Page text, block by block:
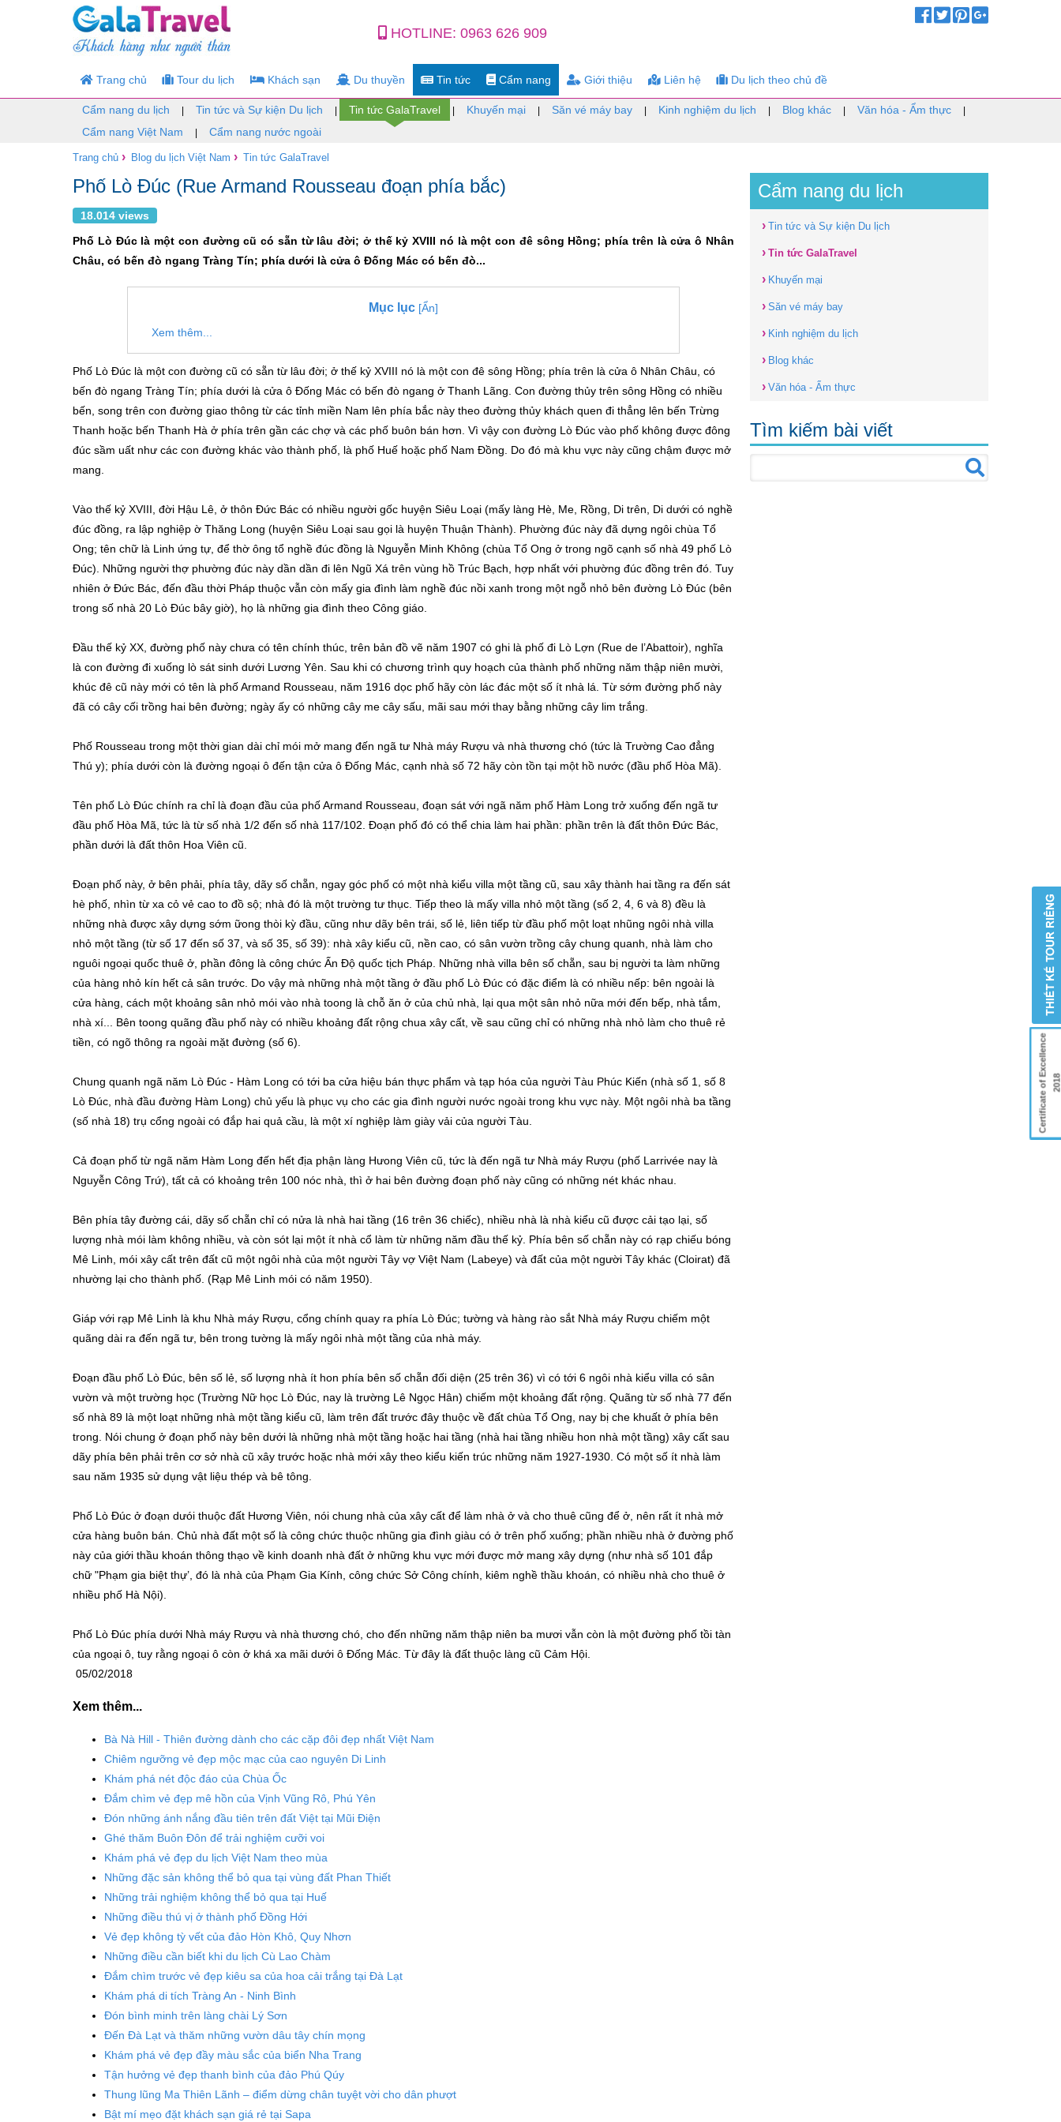
HOTLINE: 0963 626 909
Trang chủ Tour du lịch Khách sạn Du thuyền Tin tức Cẩm nang Giới thiệu Liên hệ Du lịch theo chủ đề
Cẩm nang du lịch Tin tức và Sự kiện Du lịch Tin tức GalaTravel Khuyến mại Săn vé máy bay Kinh nghiệm du lịch Blog khác Văn hóa - Ẩm thực
Cẩm nang Việt Nam Cẩm nang nước ngoài
Trang chủ › Blog du lịch Việt Nam › Tin tức GalaTravel
Phố Lò Đúc (Rue Armand Rousseau đoạn phía bắc)
18.014 views
Phố Lò Đúc là một con đường cũ có sẵn từ lâu đời; ở thế kỷ XVIII nó là một con đê sông Hồng; phía trên là cửa ô Nhân
Châu, có bến đò ngang Tràng Tín; phía dưới là cửa ô Đống Mác có bến đò...
Mục lục [Ẩn]
Xem thêm...
Phố Lò Đúc là một con đường cũ có sẵn từ lâu đời; ở thế kỷ XVIII nó là một con đê sông Hồng; phía trên là cửa ô Nhân Châu, có
bến đò ngang Tràng Tín; phía dưới là cửa ô Đống Mác có bến đò ngang ở Thanh Lãng. Con đường thủy trên sông Hồng có nhiều
bến, song trên con đường giao thông từ các tỉnh miền Nam lên phía bắc này theo đường thủy khách quen đi thẳng lên bến Trừng
Thanh hoặc bến Thanh Hà ở phía trên gần các chợ và các phố buôn bán hơn. Vì vậy con đường Lò Đúc vào phố không được đông
đúc sầm uất như các con đường khác vào thành phố, là phố Huế hoặc phố Nam Đồng. Do đó mà khu vực này cũng chậm được mở
mang.
Vào thế kỷ XVIII, đời Hậu Lê, ở thôn Đức Bác có nhiều người gốc huyện Siêu Loại (mấy làng Hè, Me, Rồng, Di trên, Di dưới có nghề
đúc đồng, ra lập nghiệp ờ Thăng Long (huyện Siêu Loại sau gọi là huyện Thuận Thành). Phường đúc này đã dựng ngôi chùa Tổ
Ong; tên chữ là Linh ứng tự, để thờ ông tổ nghề đúc đồng là Nguyễn Minh Không (chùa Tổ Ong ở trong ngõ cạnh số nhà 49 phố Lò
Đúc). Những người thợ phường đúc này dần dần đi lên Ngũ Xá trên vùng hồ Trúc Bạch, hợp nhất với phường đúc đồng trên đó. Tuy
nhiên ở Đức Bác, đến đầu thời Pháp thuộc vẫn còn mấy gia đình làm nghề đúc nồi xanh trong một ngỗ nhỏ bên đường Lò Đúc (bên
trong số nhà 20 Lò Đúc bây giờ), họ là những gia đình theo Công giáo.
Đầu thế kỷ XX, đường phố này chưa có tên chính thúc, trên bản đồ vẽ năm 1907 có ghi là phố đi Lò Lợn (Rue de l’Abattoir), nghĩa
là con đường đi xuống lò sát sinh dưới Lương Yên. Sau khi có chương trình quy hoạch của thành phố những năm thập niên mười,
khúc đê cũ này mới có tên là phố Armand Rousseau, năm 1916 dọc phố hãy còn lác đác một số ít nhà lá. Từ sớm đường phố này
đã có cây cối trồng hai bên đường; ngày ấy có những cây me cây sấu, mãi sau mới thay bằng những cây lim trắng.
Phố Rousseau trong một thời gian dài chỉ mói mở mang đến ngã tư Nhà máy Rượu và nhà thương chó (tức là Trường Cao đẳng
Thú y); phía dưới còn là đường ngoại ô đến tận cửa ô Đống Mác, cạnh nhà số 72 hãy còn tồn tại một hồ nước (đầu phố Hòa Mã).
Tên phố Lò Đúc chính ra chỉ là đoạn đầu của phố Armand Rousseau, đoạn sát với ngã năm phố Hàm Long trở xuống đến ngã tư
đầu phố Hòa Mã, tức là từ số nhà 1/2 đến số nhà 117/102. Đoạn phố đó có thể chia làm hai phần: phần trên là đất thôn Đức Bác,
phần dưới là đất thôn Hoa Viên cũ.
Đoạn phố này, ở bên phải, phía tây, dãy số chẵn, ngay góc phố có một nhà kiểu villa một tầng cũ, sau xây thành hai tầng ra đến sát
hè phố, nhìn từ xa cỏ vẻ cao to đồ sộ; nhà đó là một trường tư thục. Tiếp theo là mấy villa nhỏ một tầng (số 2, 4, 6 và 8) đều là
những nhà được xây dựng sớm ữong thòi kỳ đầu, cũng như dãy bên trái, số lẻ, liên tiếp từ đầu phố một loạt nhũng ngôi nhà villa
nhỏ một tầng (từ số 17 đến số 37, và số 35, số 39): nhà xây kiểu cũ, nền cao, có sân vườn trồng cây chung quanh, nhà làm cho
nguôi ngoại quốc thuê ở, phần đông là công chức Ấn Độ quốc tịch Pháp. Những nhà villa bên số chẵn, sau bị người ta làm những
của hàng nhỏ kín hết cả sân trước. Do vậy mà những nhà một tầng ở đầu phố Lò Đúc có đặc điểm là có nhiều nếp: bên ngoài là
cửa hàng, cách một khoảng sân nhỏ mói vào nhà toong là chỗ ăn ở của chủ nhà, lại qua một sân nhỏ nữa mới đến bếp, nhà tắm,
nhà xí... Bên toong quãng đầu phố này có nhiều khoảng đất rộng chua xây cất, về sau cũng chỉ có những nhà nhỏ làm cho thuê rẻ
tiền, có ngõ thông ra ngoài mặt đường (số 6).
Chung quanh ngã năm Lò Đúc - Hàm Long có tới ba cửa hiệu bán thực phẩm và tạp hóa của người Tàu Phúc Kiến (nhà số 1, số 8
Lò Đúc, nhà đầu đường Hàm Long) chủ yếu là phục vụ cho các gia đình người nước ngoài trong khu vực này. Một ngôi nhà ba tầng
(số nhà 18) trụ cổng ngoài có đắp hai quả cầu, là một xí nghiệp làm giày vải của người Tàu.
Cả đoạn phố từ ngã năm Hàm Long đến hết địa phận làng Hưong Viên cũ, tức là đến ngã tư Nhà máy Rượu (phố Larrivée nay là
Nguyễn Công Trứ), tất cả có khoảng trên 100 nóc nhà, thì ở hai bên đường đoạn phố này cũng có những nét khác nhau.
Bên phía tây đường cái, dãy số chẵn chỉ có nửa là nhà hai tầng (16 trên 36 chiếc), nhiều nhà là nhà kiểu cũ được cải tạo lại, số
lượng nhà mói làm không nhiều, và còn sót lại một ít nhà cổ làm từ những năm đầu thế kỷ. Phía bên số chẵn này có rạp chiếu bóng
Mê Linh, mói xây cất trên đất cũ một ngôi nhà của một người Tây vợ Việt Nam (Labeye) và đất của một người Tây khác (Cloirat) đã
nhường lại cho thành phố. (Rạp Mê Linh mói có năm 1950).
Giáp với rạp Mê Linh là khu Nhà máy Rượu, cổng chính quay ra phía Lò Đúc; tường và hàng rào sắt Nhà máy Rượu chiếm một
quãng dài ra đến ngã tư, bên trong tường là mấy ngôi nhà một tầng của nhà máy.
Đoạn đầu phố Lò Đúc, bên số lẻ, số lượng nhà ít hon phía bên số chẵn đối diện (25 trên 36) vì có tới 6 ngôi nhà kiểu villa có sân
vườn và một trường học (Trường Nữ học Lò Đúc, nay là trường Lê Ngọc Hân) chiếm một khoảng đất rộng. Quãng từ số nhà 77 đến
số nhà 89 là một loạt những nhà một tầng kiểu cũ, làm trên đất trước đây thuộc về đất chùa Tổ Ong, nay bị che khuất ở phía bên
trong. Nói chung ở đoạn phố này bên dưới là những nhà một tầng hoặc hai tầng (nhà hai tầng nhiều hon nhà một tầng) xây cất sau
dãy phía bên phải trên cơ sở nhà cũ xây trước hoặc nhà mới xây theo kiểu kiến trúc những năm 1927-1930. Có một số ít nhà làm
sau năm 1935 sử dụng vật liệu thép và bê tông.
Phố Lò Đúc ở đoạn dưói thuộc đất Hương Viên, nói chung nhà của xây cất để làm nhà ở và cho thuê cũng để ở, nên rất ít nhà mở
cửa hàng buôn bán. Chủ nhà đất một số là công chức thuộc nhũng gia đình giàu có ở trên phố xuống; phần nhiều nhà ở đường phố
này của giới thầu khoán thông thạo về kinh doanh nhà đất ở những khu vực mới được mở mang xây dựng (như nhà số 101 đắp
chữ "Phạm gia biệt thự’, đó là nhà của Phạm Gia Kính, công chức Sở Công chính, kiêm nghề thầu khoán, có nhiều nhà cho thuê ở
nhiều phố Hà Nội).
Phố Lò Đúc phía dưới Nhà máy Rượu và nhà thương chó, cho đến những năm thập niên ba mươi vẫn còn là một đường phố tồi tàn
của ngoại ô, tuy rằng ngoại ô còn ở khá xa mãi dưới ô Đống Mác. Từ đây là đất thuộc làng cũ Cảm Hội.
05/02/2018
Xem thêm...
Bà Nà Hill - Thiên đường dành cho các cặp đôi đẹp nhất Việt Nam
Chiêm ngưỡng vẻ đẹp mộc mạc của cao nguyên Di Linh
Khám phá nét độc đáo của Chùa Ốc
Đắm chìm vẻ đẹp mê hồn của Vịnh Vũng Rô, Phú Yên
Đón những ánh nắng đầu tiên trên đất Việt tại Mũi Điện
Ghé thăm Buôn Đôn để trải nghiệm cưỡi voi
Khám phá vẻ đẹp du lịch Việt Nam theo mùa
Những đặc sản không thể bỏ qua tại vùng đất Phan Thiết
Những trải nghiệm không thể bỏ qua tại Huế
Những điều thú vị ở thành phố Đồng Hới
Vẻ đẹp không tỳ vết của đảo Hòn Khô, Quy Nhơn
Những điều cần biết khi du lịch Cù Lao Chàm
Đắm chìm trước vẻ đẹp kiêu sa của hoa cải trắng tại Đà Lạt
Khám phá di tích Tràng An - Ninh Bình
Đón bình minh trên làng chài Lý Sơn
Đến Đà Lạt và thăm những vườn dâu tây chín mọng
Khám phá vẻ đẹp đầy màu sắc của biển Nha Trang
Tận hưởng vẻ đẹp thanh bình của đảo Phú Qúy
Thung lũng Ma Thiên Lãnh – điểm dừng chân tuyệt vời cho dân phượt
Bật mí mẹo đặt khách sạn giá rẻ tại Sapa
Cẩm nang du lịch
› Tin tức và Sự kiện Du lịch
› Tin tức GalaTravel
› Khuyến mại
› Săn vé máy bay
› Kinh nghiệm du lịch
› Blog khác
› Văn hóa - Ẩm thực
Tìm kiếm bài viết
Certificate of Excellence 2018